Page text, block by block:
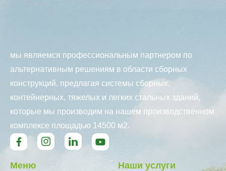
мы являемся профессиональным партнером по
альтернативным решениям в области сборных
конструкций, предлагая системы сборных,
контейнерных, тяжелых и легких стальных зданий,
которые мы производим на нашем производственном
комплексе площадью 14500 м2.
Меню Наши услуги